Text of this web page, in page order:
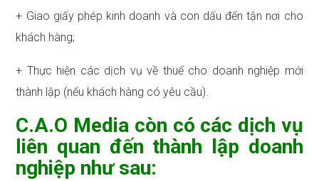
+ Giao giấy phép kinh doanh và con dấu đến tận nơi cho
khách hàng;
+ Thực hiện các dịch vụ về thuế cho doanh nghiệp mới
thành lập (nếu khách hàng có yêu cầu).
C.A.O Media còn có các dịch vụ
liên quan đến thành lập doanh
nghiệp như sau: